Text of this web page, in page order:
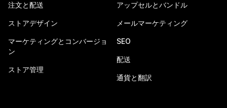
注文と配送
ストアデザイン
マーケティングとコンバージョ
ン
ストア管理
アップセルとバンドル
メールマーケティング
SEO
配送
通貨と翻訳